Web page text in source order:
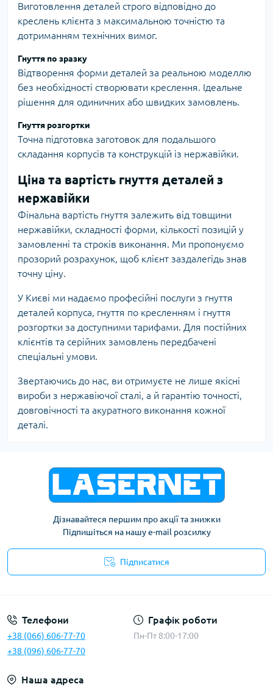
Виготовлення деталей строго відповідно до
креслень клієнта з максимальною точністю та
дотриманням технічних вимог.
Гнуття по зразку
Відтворення форми деталей за реальною моделлю
без необхідності створювати креслення. Ідеальне
рішення для одиничних або швидких замовлень.
Гнуття розгортки
Точна підготовка заготовок для подальшого
складання корпусів та конструкцій із нержавійки.
Ціна та вартість гнуття деталей з
нержавійки
Фінальна вартість гнуття залежить від товщини
нержавійки, складності форми, кількості позицій у
замовленні та строків виконання. Ми пропонуємо
прозорий розрахунок, щоб клієнт заздалегідь знав
точну ціну.
У Києві ми надаємо професійні послуги з гнуття
деталей корпуса, гнуття по кресленням і гнуття
розгортки за доступними тарифами. Для постійних
клієнтів та серійних замовлень передбачені
спеціальні умови.
Звертаючись до нас, ви отримуєте не лише якісні
вироби з нержавіючої сталі, а й гарантію точності,
довговічності та акуратного виконання кожної
деталі.
Дізнавайтеся першим про акції та знижки
Підпишіться на нашу e-mail розсилку
Підписатися
Телефони
+38 (066) 606-77-70
+38 (096) 606-77-70
Графік роботи
Пн-Пт 8:00-17:00
Наша адреса